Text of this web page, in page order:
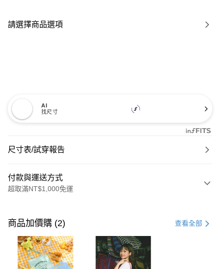
請選擇商品選項
AI
找尺寸
尺寸表/試穿報告
付款與運送方式
超取滿NT$1,000免運
信用卡一次付款
購物金
超商取貨付款
商品加價購 (2) 查看全部